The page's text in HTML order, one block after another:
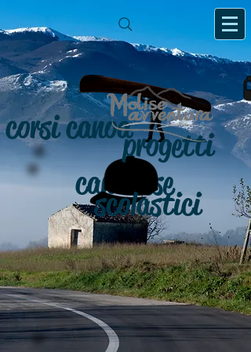
corsi canoa
canadese
progetti
scolastici